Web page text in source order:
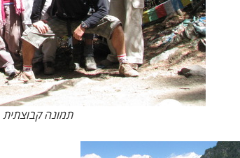
תמונה